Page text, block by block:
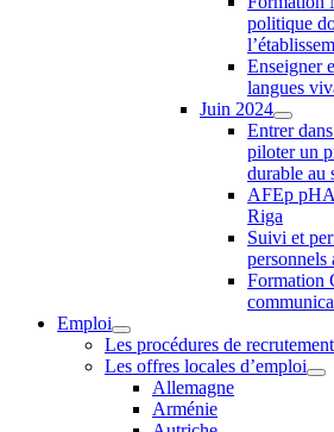
politique
Enseigner
langues
Juin 2024
Entrer
piloter un
durable au
AFEp
Riga
Suivi et
personnels
Formation
Emploi
Les procédures de recrutement
Les offres locales d’emploi
Allemagne
Arménie